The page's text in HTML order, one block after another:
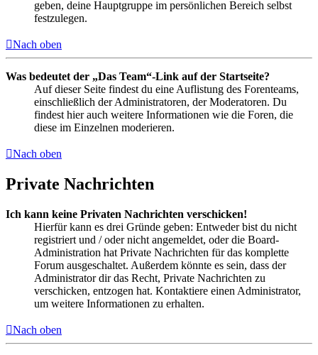
geben, deine Hauptgruppe im persönlichen Bereich selbst
festzulegen.
Nach oben
Was bedeutet der „Das Team“-Link auf der Startseite?
Auf dieser Seite findest du eine Auflistung des Forenteams,
einschließlich der Administratoren, der Moderatoren. Du
findest hier auch weitere Informationen wie die Foren, die
diese im Einzelnen moderieren.
Nach oben
Private Nachrichten
Ich kann keine Privaten Nachrichten verschicken!
Hierfür kann es drei Gründe geben: Entweder bist du nicht
registriert und / oder nicht angemeldet, oder die Board-
Administration hat Private Nachrichten für das komplette
Forum ausgeschaltet. Außerdem könnte es sein, dass der
Administrator dir das Recht, Private Nachrichten zu
verschicken, entzogen hat. Kontaktiere einen Administrator,
um weitere Informationen zu erhalten.
Nach oben